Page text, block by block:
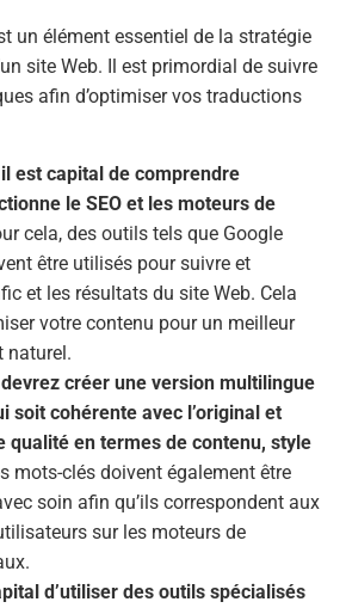
un élément essentiel de la stratégie
site Web. Il est primordial de suivre
afin d’optimiser vos traductions
il est capital de comprendre
le SEO et les moteurs de
cela, des outils tels que Google
être utilisés pour suivre et
et les résultats du site Web. Cela
votre contenu pour un meilleur
naturel.
créer une version multilingue
soit cohérente avec l’original et
qualité en termes de contenu, style
mots-clés doivent également être
soin afin qu’ils correspondent aux
sur les moteurs de
d’utiliser des outils spécialisés